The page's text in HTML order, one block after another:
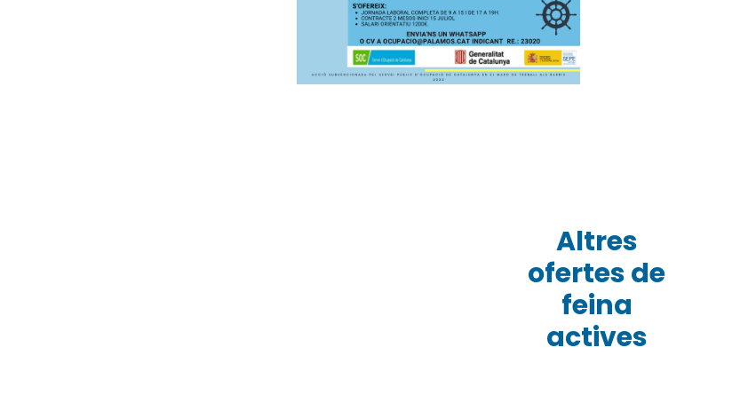
Altres
ofertes de
feina
actives